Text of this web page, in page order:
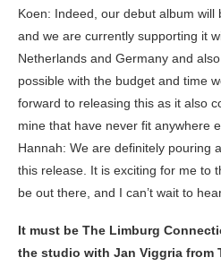
Koen: Indeed, our debut album will
and we are currently supporting it
Netherlands and Germany and
possible with the budget and time
forward to releasing this as it also
mine that have never fit anywhere
Hannah: We are definitely pouring
this release. It is exciting for me to
be out there, and I can’t wait to
It must be The Limburg
the studio with Jan Viggria from